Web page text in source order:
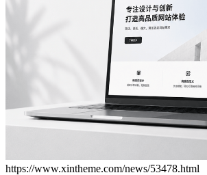
https://www.xintheme.com/news/53478.html